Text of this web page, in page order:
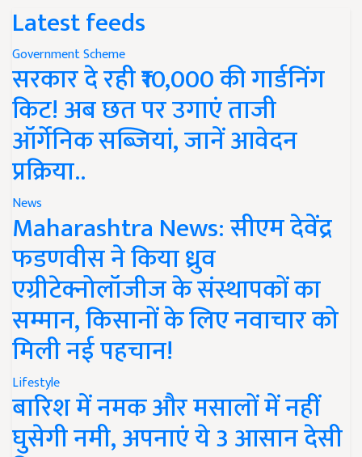
Latest feeds
Government Scheme
सरकार दे रही ₹10,000 की गार्डनिंग
किट! अब छत पर उगाएं ताजी
ऑर्गेनिक सब्जियां, जानें आवेदन
प्रक्रिया..
News
Maharashtra News: सीएम देवेंद्र
फडणवीस ने किया ध्रुव
एग्रीटेक्नोलॉजीज के संस्थापकों का
सम्मान, किसानों के लिए नवाचार को
मिली नई पहचान!
Lifestyle
बारिश में नमक और मसालों में नहीं
घुसेगी नमी, अपनाएं ये 3 आसान देसी